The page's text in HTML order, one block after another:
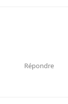
Répondre